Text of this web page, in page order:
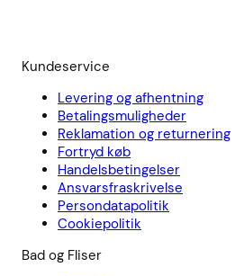
Kundeservice
Levering og afhentning
Betalingsmuligheder
Reklamation og returnering
Fortryd køb
Handelsbetingelser
Ansvarsfraskrivelse
Persondatapolitik
Cookiepolitik
Bad og Fliser